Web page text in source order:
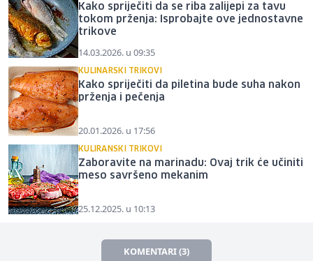
Kako spriječiti da se riba zalijepi za tavu
tokom prženja: Isprobajte ove jednostavne
trikove
14.03.2026. u 09:35
KULINARSKI TRIKOVI
Kako spriječiti da piletina bude suha nakon
prženja i pečenja
20.01.2026. u 17:56
KULIRANSKI TRIKOVI
Zaboravite na marinadu: Ovaj trik će učiniti
meso savršeno mekanim
25.12.2025. u 10:13
KOMENTARI (3)